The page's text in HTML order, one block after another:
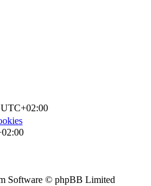
UTC+02:00
Software © phpBB Limited